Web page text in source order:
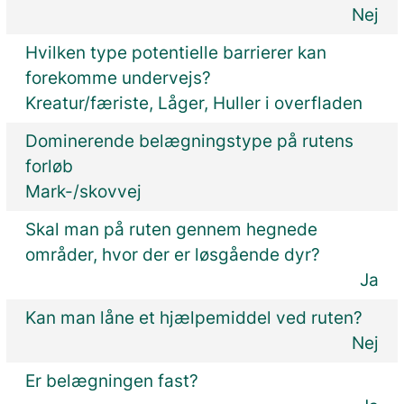
Nej
Hvilken type potentielle barrierer kan
forekomme undervejs?
Kreatur/færiste, Låger, Huller i overfladen
Dominerende belægningstype på rutens
forløb
Mark-/skovvej
Skal man på ruten gennem hegnede
områder, hvor der er løsgående dyr?
Ja
Kan man låne et hjælpemiddel ved ruten?
Nej
Er belægningen fast?